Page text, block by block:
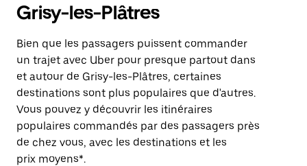
Grisy-les-Plâtres
Bien que les passagers puissent commander
un trajet avec Uber pour presque partout dans
et autour de Grisy-les-Plâtres, certaines
destinations sont plus populaires que d'autres.
Vous pouvez y découvrir les itinéraires
populaires commandés par des passagers près
de chez vous, avec les destinations et les
prix moyens*.